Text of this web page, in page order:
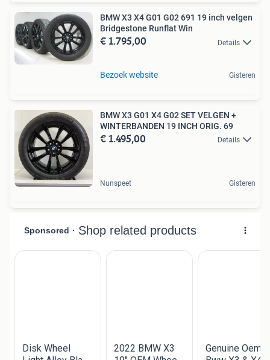
BMW X3 X4 G01 G02 691 19 inch velgen
Bridgestone Runflat Win
€ 1.795,00 Details
Bezoek website Gisteren
BMW X3 G01 X4 G02 SET VELGEN +
WINTERBANDEN 19 INCH ORIG. 69
€ 1.495,00 Details
Nunspeet Gisteren